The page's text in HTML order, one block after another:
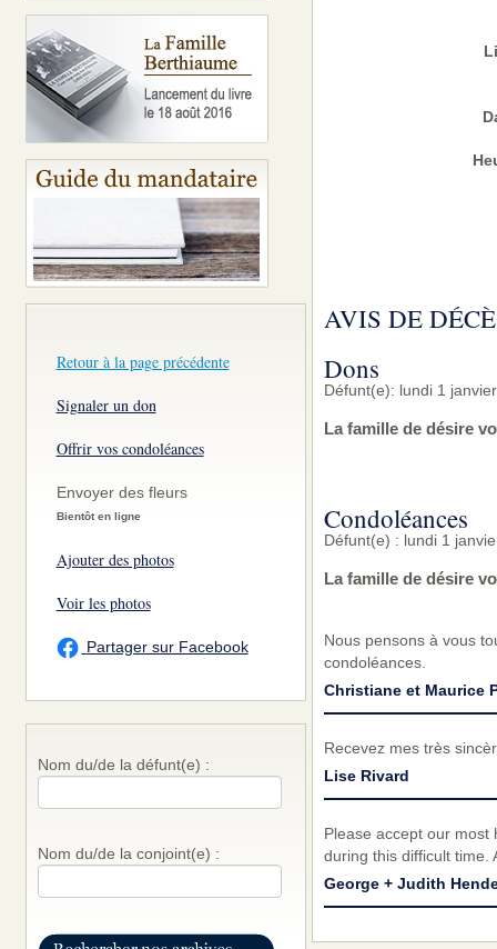
Retour à la page précédente
Signaler un don
Offrir vos condoléances
Envoyer des fleurs
Bientôt en ligne
Ajouter des photos
Voir les photos
Partager sur Facebook
Nom du/de la défunt(e) :
Nom du/de la conjoint(e) :
AVIS DE
Dons
Défunt(e): lundi 1
La famille de désire
Condoléances
Défunt(e) : lundi 1
La famille de désire
Nous pensons à vous
condoléances.
Christiane et Maurice
Recevez mes très
Lise Rivard
Please accept our
during this difficult time.
George + Judith